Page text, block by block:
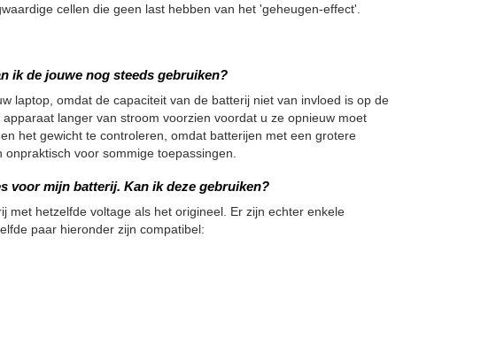
cellen die geen last hebben van het 'geheugen-effect'.
ik de jouwe nog steeds gebruiken?
laptop, omdat de capaciteit van de batterij niet van invloed is op de
langer van stroom voorzien voordat u ze opnieuw moet
het gewicht te controleren, omdat batterijen met een grotere
voor sommige toepassingen.
voor mijn batterij. Kan ik deze gebruiken?
met hetzelfde voltage als het origineel. Er zijn echter enkele
paar hieronder zijn compatibel: